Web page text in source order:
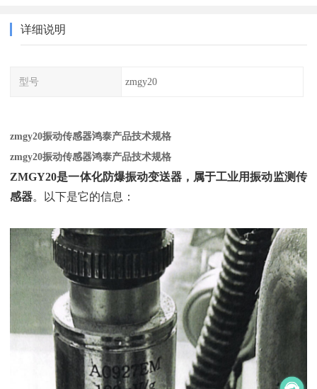
详细说明
型号 zmgy20
zmgy20振动传感器鸿泰产品技术规格
zmgy20振动传感器鸿泰产品技术规格
ZMGY20是一体化防爆振动变送器，属于工业用振动监测传
感器‌。以下是它的信息：